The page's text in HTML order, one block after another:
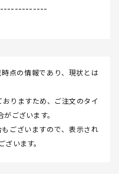
点の情報であり、現状とは
りますため、ご注文のタイ
ございます。
ございますので、表示され
います。